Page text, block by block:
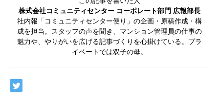
株式会社コミュニティセンター コーポレート部門 広報部長
社内報「コミュニティセンター便り」の企画・原稿作成・構
成を担当。スタッフの声を聞き、マンション管理員の仕事の
魅力や、やりがいを広げる記事づくりを心掛けている。プラ
イベートでは双子の母。